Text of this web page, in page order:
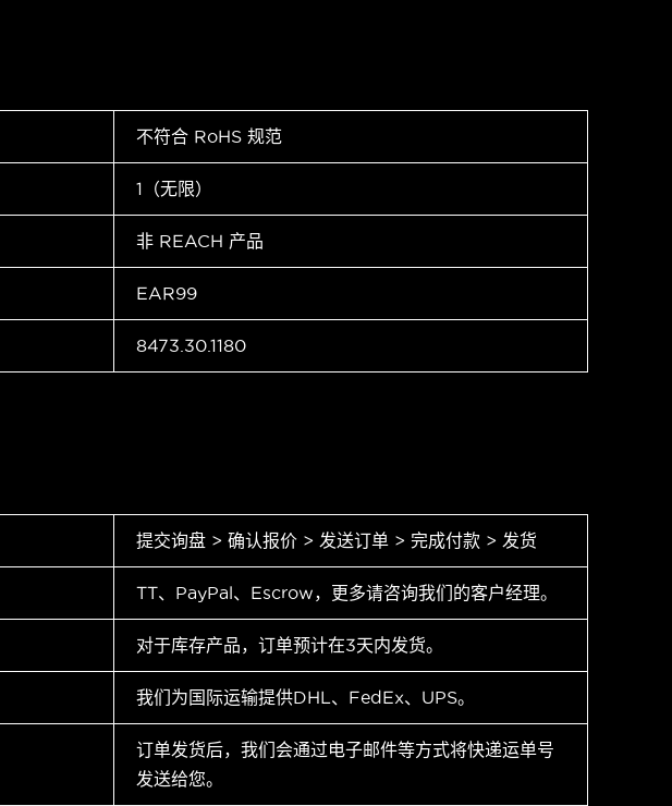
不符合 RoHS 规范
1（无限）
非 REACH 产品
EAR99
8473.30.1180
提交询盘 > 确认报价 > 发送订单 > 完成付款 > 发货
TT、PayPal、Escrow，更多请咨询我们的客户经理。
对于库存产品，订单预计在3天内发货。
我们为国际运输提供DHL、FedEx、UPS。
订单发货后，我们会通过电子邮件等方式将快递运单号
发送给您。